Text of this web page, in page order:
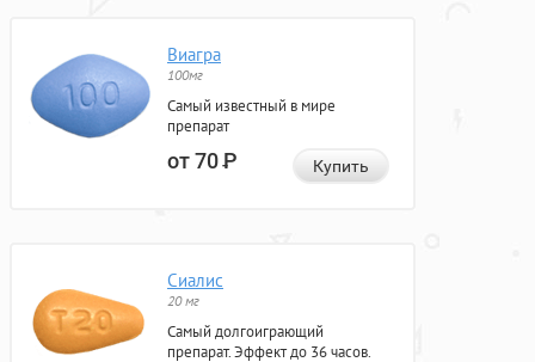
Виагра
100мг
Самый известный в мире
препарат
от 70Р Купить
Сиалис
20 мг
Самый долгоиграющий
препарат. Эффект до 36 часов.